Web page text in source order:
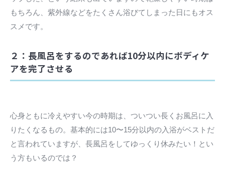
もちろん、紫外線などをたくさん浴びてしまった日にもオス
スメです。
２：長風呂をするのであれば10分以内にボディケ
アを完了させる
心身ともに冷えやすい今の時期は、ついつい長くお風呂に入
りたくなるもの。基本的には10〜15分以内の入浴がベストだ
と言われていますが、長風呂をしてゆっくり休みたい！とい
う方もいるのでは？